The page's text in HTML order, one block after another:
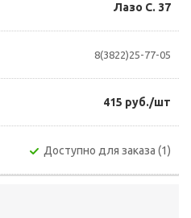
Лазо С. 37
8(3822)25-77-05
415 руб./шт
Доступно для заказа (1)